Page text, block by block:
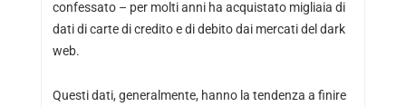
confessato – per molti anni ha acquistato migliaia di
dati di carte di credito e di debito dai mercati del dark
web.
Questi dati, generalmente, hanno la tendenza a finire